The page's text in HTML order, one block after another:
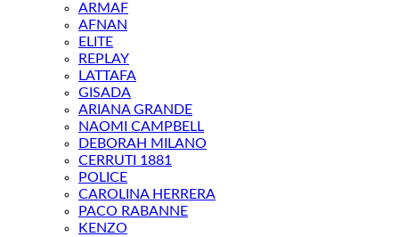
ARMAF
AFNAN
ELITE
REPLAY
LATTAFA
GISADA
ARIANA GRANDE
NAOMI CAMPBELL
DEBORAH MILANO
CERRUTI 1881
POLICE
CAROLINA HERRERA
PACO RABANNE
KENZO